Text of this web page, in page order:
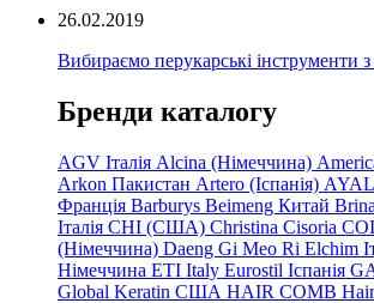
26.02.2019
Вибираємо перукарські інструменти
Бренди каталогу
AGV Італія Alcina (Німеччина)
Arkon Пакистан Artero (Іспанія)
Франція Barburys Beimeng Китай
Італія CHI (США) Christina Cisoria
(Німеччина) Daeng Gi Meo Ri Elchim
Німеччина ETI Italy Eurostil Іспанія
Global Keratin США HAIR COMB